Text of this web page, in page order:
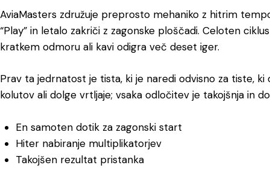
AviaMasters združuje preprosto mehaniko z hitrim
“Play” in letalo zakriči z zagonske ploščadi. Celoten
kratkem odmoru ali kavi odigra več deset iger.
Prav ta jedrnatost je tista, ki je naredi odvisno za tiste,
kolutov ali dolge vrtljaje; vsaka odločitev je takojšnja in
En samoten dotik za zagonski start
Hiter nabiranje multiplikatorjev
Takojšen rezultat pristanka